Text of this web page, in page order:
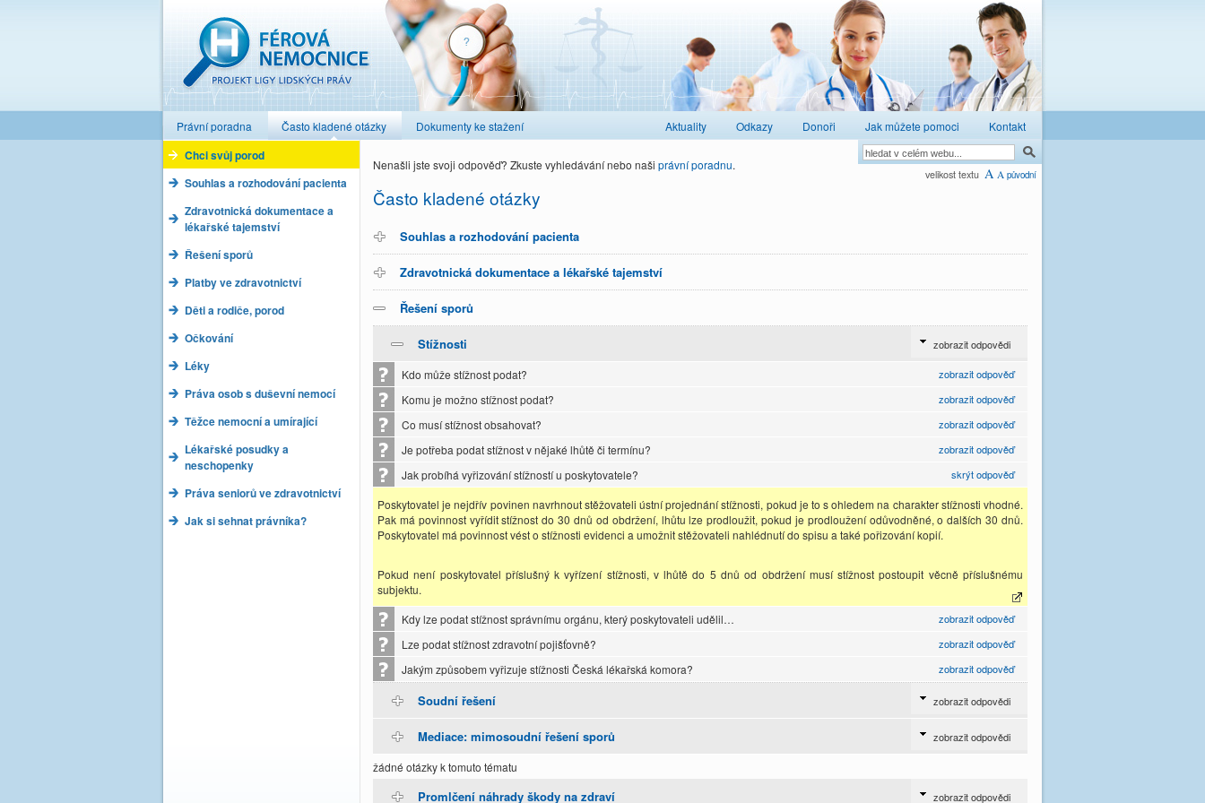
Právní poradna Často kladené otázky Dokumenty ke stažení Aktuality Odkazy Donoři Jak můžete pomoci Kontakt
Chci svůj porod
Souhlas a rozhodování pacienta
Zdravotnická dokumentace a
lékařské tajemství
Řešení sporů
Platby ve zdravotnictví
Děti a rodiče, porod
Očkování
Léky
Práva osob s duševní nemocí
Těžce nemocní a umírající
Lékařské posudky a
neschopenky
Práva seniorů ve zdravotnictví
Jak si sehnat právníka?
velikost textu A A původní
Nenašli jste svoji odpověď? Zkuste vyhledávání nebo naši právní poradnu.
Často kladené otázky
Souhlas a rozhodování pacienta
Zdravotnická dokumentace a lékařské tajemství
Řešení sporů
zobrazit odpovědi
Stížnosti
Kdo může stížnost podat? zobrazit odpověď
Komu je možno stížnost podat? zobrazit odpověď
Co musí stížnost obsahovat? zobrazit odpověď
Je potřeba podat stížnost v nějaké lhůtě či termínu? zobrazit odpověď
Jak probíhá vyřizování stížností u poskytovatele? skrýt odpověď
Poskytovatel je nejdřív povinen navrhnout stěžovateli ústní projednání stížnosti, pokud je to s ohledem na charakter stížnosti vhodné.
Pak má povinnost vyřídit stížnost do 30 dnů od obdržení, lhůtu lze prodloužit, pokud je prodloužení odůvodněné, o dalších 30 dnů.
Poskytovatel má povinnost vést o stížnosti evidenci a umožnit stěžovateli nahlédnutí do spisu a také pořizování kopií.
Pokud není poskytovatel příslušný k vyřízení stížnosti, v lhůtě do 5 dnů od obdržení musí stížnost postoupit věcně příslušnému
subjektu.
Kdy lze podat stížnost správnímu orgánu, který poskytovateli udělil…
zobrazit odpověď
Lze podat stížnost zdravotní pojišťovně? zobrazit odpověď
Jakým způsobem vyřizuje stížnosti Česká lékařská komora? zobrazit odpověď
zobrazit odpovědi
Soudní řešení
zobrazit odpovědi
Mediace: mimosoudní řešení sporů
žádné otázky k tomuto tématu
zobrazit odpovědi
Promlčení náhrady škody na zdraví